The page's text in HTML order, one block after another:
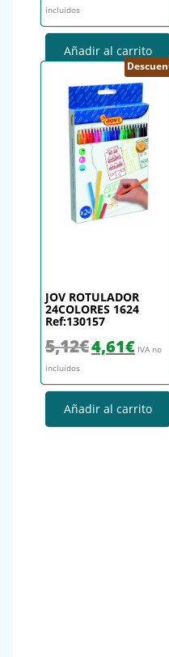
incluidos
Añadir al carrito
JOV ROTULADOR
24COLORES 1624
Ref:130157
5,12€ El precio
4,61€El
IVA no
incluidos
Añadir al carrito